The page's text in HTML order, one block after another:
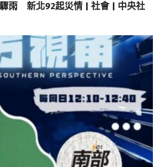
雨 新北92起災情 | 社會 | 中央社